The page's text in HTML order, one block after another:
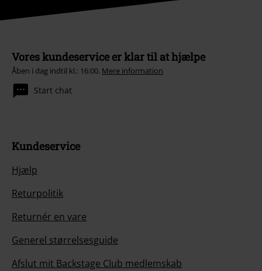
Vores kundeservice er klar til at hjælpe
Åben i dag indtil kl.: 16:00. Mere information
Start chat
Kundeservice
Hjælp
Returpolitik
Returnér en vare
Generel størrelsesguide
Afslut mit Backstage Club medlemskab